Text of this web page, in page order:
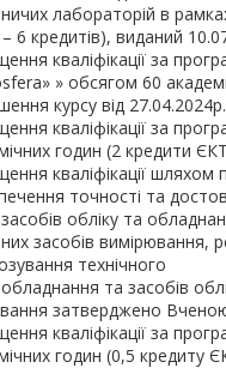
лабораторій в
6 кредитів), виданий
кваліфікації за
» обсягом 60
курсу від 27.04.2024р.
кваліфікації за
годин (2 кредити
кваліфікації
точності та
обліку та
засобів вимірювання,
технічного
та засобів
затверджено
кваліфікації за
годин (0,5 кредиту